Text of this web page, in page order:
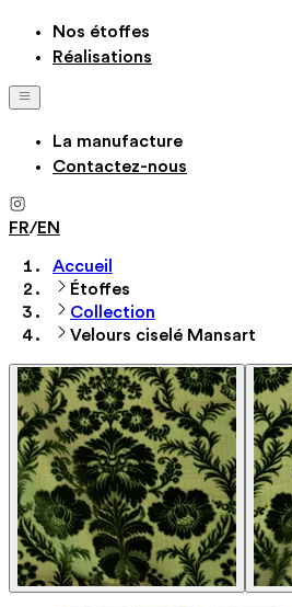
Nos étoffes
Réalisations
La manufacture
Contactez-nous
FR/EN
Accueil
Étoffes
Collection
Velours ciselé Mansart